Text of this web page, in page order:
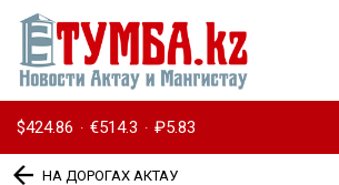
$424.86 · €514.3 · ₽5.83
НА ДОРОГАХ АКТАУ